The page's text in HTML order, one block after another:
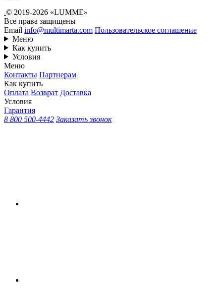
© 2019-2026 «LUMME»
Все права защищены
Email info@multimarta.com Пользовательское соглашение
Меню
Как купить
Условия
Меню
Контакты Партнерам
Как купить
Оплата Возврат Доставка
Условия
Гарантия
8 800 500-4442 Заказать звонок